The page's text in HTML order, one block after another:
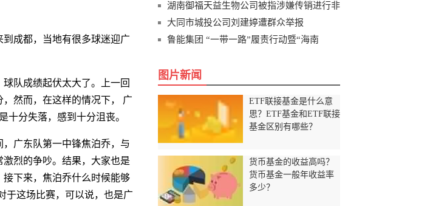
成都，当地有很多球迷迎广
队成绩起伏太大了。上一回
然而，在这样的情况下， 广
十分失落，感到十分沮丧。
广东队第一中锋焦泊乔，与
烈的争吵。结果，大家也是
下来，焦泊乔什么时候能够
这场比赛，可以说，也是广
湖南御福天益生物公司被指涉嫌传销进行非
大同市城投公司刘建婷遭群众举报
鲁能集团 “一带一路”履责行动暨“海南
图片新闻
ETF联接基金是什么意
思？ETF基金和ETF联接
基金区别有哪些？
货币基金的收益高吗？
货币基金一般年收益率
多少？